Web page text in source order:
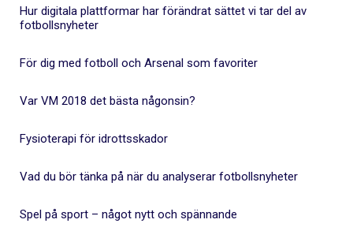
Hur digitala plattformar har förändrat sättet vi tar del av
fotbollsnyheter
För dig med fotboll och Arsenal som favoriter
Var VM 2018 det bästa någonsin?
Fysioterapi för idrottsskador
Vad du bör tänka på när du analyserar fotbollsnyheter
Spel på sport – något nytt och spännande